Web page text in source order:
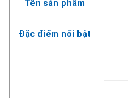
Tên sản phẩm
Đặc điểm nổi bật